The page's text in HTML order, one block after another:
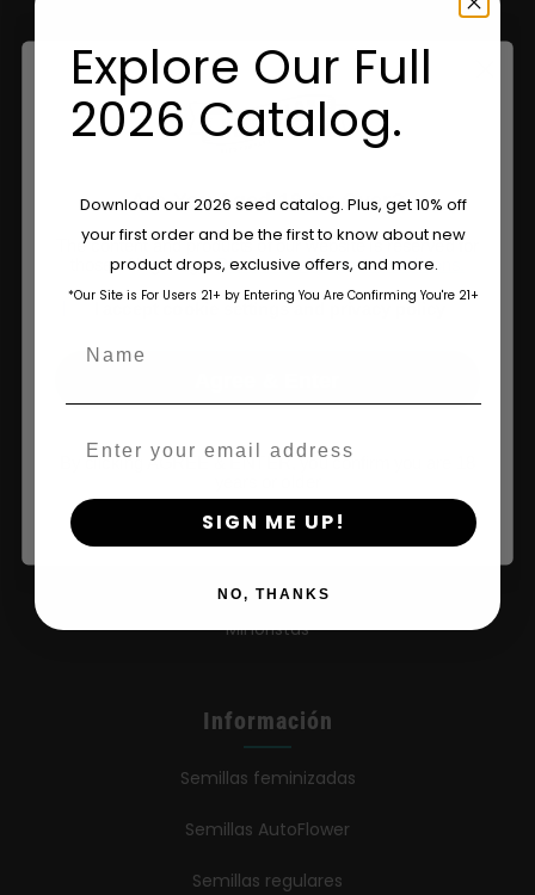
Tienda UE
Minoristas
Información
Semillas feminizadas
Semillas AutoFlower
Semillas regulares
Are You Aged 18 Or Over?
The content and products of our website is reserved for
those of legal age.Please see Terms & Conditions.
age_gapI accept cookie settings and privacy policy
By clicking AGREE & ENTER, you confirm you are 18
Explore Our Full
2026 Catalog.
Download our 2026 seed catalog. Plus, get 10% off
your first order and be the first to know about new
product drops, exclusive offers, and more.
*Our Site is For Users 21+ by Entering You Are Confirming You're 21+
SIGN ME UP!
NO, THANKS